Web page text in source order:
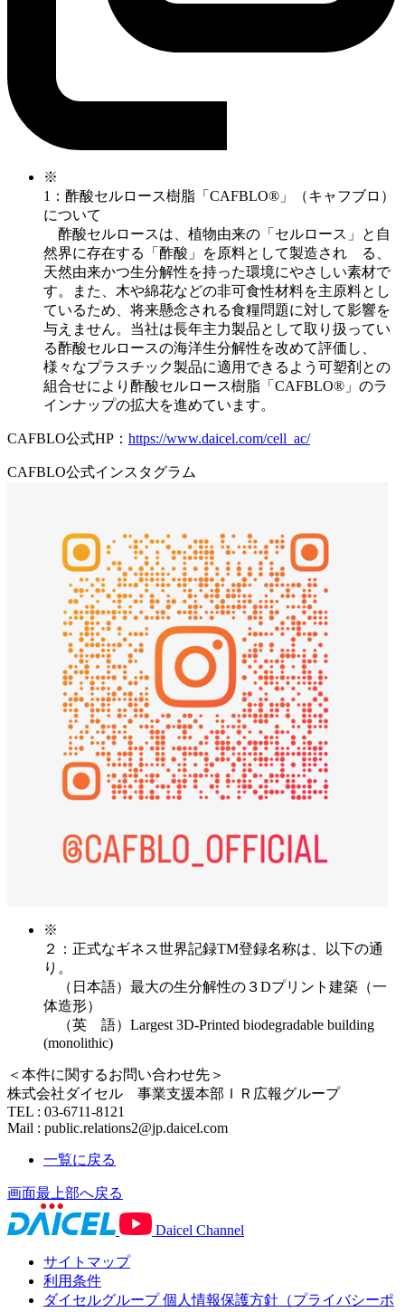
※
1：酢酸セルロース樹脂「CAFBLO®」（キャフブロ）
について
酢酸セルロースは、植物由来の「セルロース」と自
然界に存在する「酢酸」を原料として製造され る、
天然由来かつ生分解性を持った環境にやさしい素材で
す。また、木や綿花などの非可食性材料を主原料とし
ているため、将来懸念される食糧問題に対して影響を
与えません。当社は長年主力製品として取り扱ってい
る酢酸セルロースの海洋生分解性を改めて評価し、
様々なプラスチック製品に適用できるよう可塑剤との
組合せにより酢酸セルロース樹脂「CAFBLO®」のラ
インナップの拡大を進めています。
CAFBLO公式HP： https://www.daicel.com/cell_ac/
CAFBLO公式インスタグラム
※
２：正式なギネス世界記録TM登録名称は、以下の通
り。
（日本語）最大の生分解性の３Dプリント建築（一
体造形）
（英 語）Largest 3D-Printed biodegradable building
(monolithic)
＜本件に関するお問い合わせ先＞
株式会社ダイセル 事業支援本部ＩＲ広報グループ
TEL : 03-6711-8121
Mail : public.relations2@jp.daicel.com
一覧に戻る
画面最上部へ戻る
Daicel Channel
サイトマップ
利用条件
ダイセルグループ 個人情報保護方針（プライバシーポ